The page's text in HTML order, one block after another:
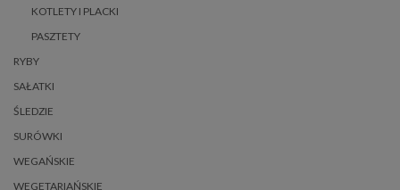
KOTLETY I PLACKI
PASZTETY
RYBY
SAŁATKI
ŚLEDZIE
SURÓWKI
WEGAŃSKIE
WEGETARIAŃSKIE